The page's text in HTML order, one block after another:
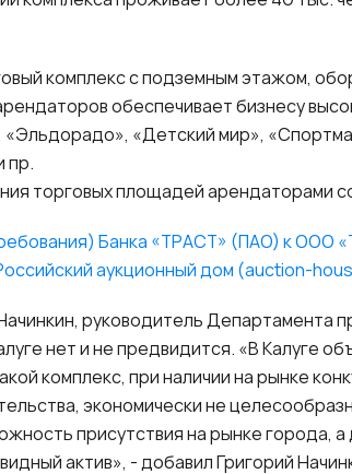
комплекс с подземным этажом,
обеспечивает бизнесу
«Детский мир»,
пр.
торговых площадей арендаторами
Банка «ТРАСТ» (ПАО) к ООО
аукционный дом (auction-
руководитель
нет и не предвидится. «В Калуге
комплекс, при наличии на рынке
экономически не
присутствия на рынке города,
актив», - добавил Григорий